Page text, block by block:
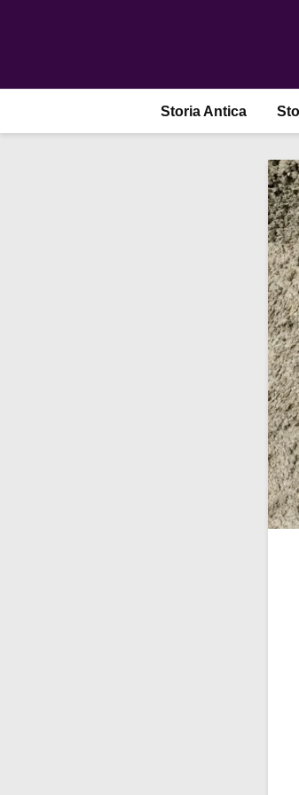
Storia Antica